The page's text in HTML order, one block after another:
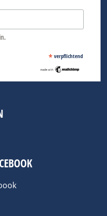
* verpflichtend